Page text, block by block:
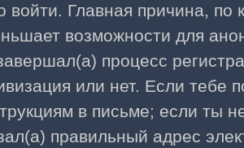
войти. Главная причина,
возможности для
процесс
или нет. Если тебе
в письме; если ты
правильный адрес